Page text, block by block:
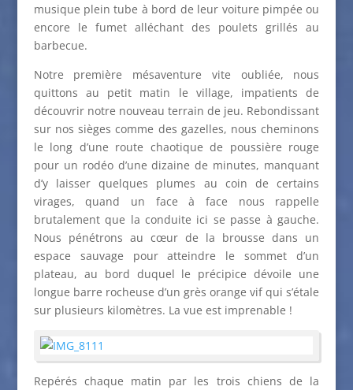
musique plein tube à bord de leur voiture pimpée ou
encore le fumet alléchant des poulets grillés au
barbecue.
Notre première mésaventure vite oubliée, nous
quittons au petit matin le village, impatients de
découvrir notre nouveau terrain de jeu. Rebondissant
sur nos sièges comme des gazelles, nous cheminons
le long d’une route chaotique de poussière rouge
pour un rodéo d’une dizaine de minutes, manquant
d’y laisser quelques plumes au coin de certains
virages, quand un face à face nous rappelle
brutalement que la conduite ici se passe à gauche.
Nous pénétrons au cœur de la brousse dans un
espace sauvage pour atteindre le sommet d’un
plateau, au bord duquel le précipice dévoile une
longue barre rocheuse d’un grès orange vif qui s’étale
sur plusieurs kilomètres. La vue est imprenable !
Repérés chaque matin par les trois chiens de la